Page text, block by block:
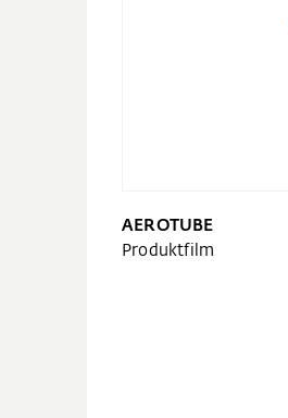
AEROTUBE
Produktfilm